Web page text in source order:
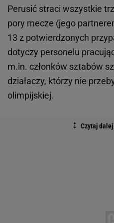
Perusić straci wszystkie
pory mecze (jego
13 z potwierdzonych
dotyczy personelu
m.in. członków sztabów
działaczy, którzy nie
olimpijskiej.